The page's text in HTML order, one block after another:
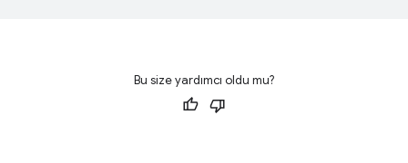
Bu size yardımcı oldu mu?